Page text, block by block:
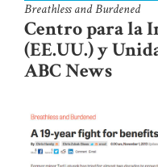
Breathless and Burdened
Centro para la
(EE.UU.) y
ABC News